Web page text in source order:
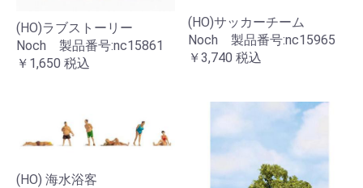
(HO)ラブストーリー
Noch 製品番号:nc15861
￥1,650 税込
(HO)サッカーチーム
Noch 製品番号:nc15965
￥3,740 税込
(HO) 海水浴客